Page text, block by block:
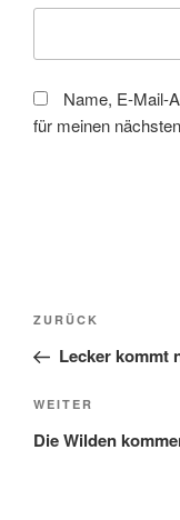
Name, E-Mail-
für meinen
Vorheriger
Beitrag
ZURÜCK
Lecker kommt
Nächster
Beitrag
WEITER
Die Wilden